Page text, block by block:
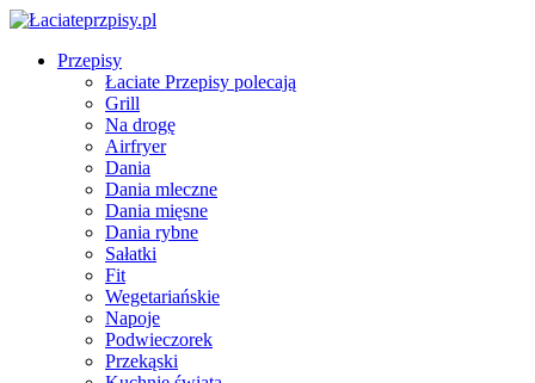
Przepisy
Łaciate Przepisy polecają
Grill
Na drogę
Airfryer
Dania
Dania mleczne
Dania mięsne
Dania rybne
Sałatki
Fit
Wegetariańskie
Napoje
Podwieczorek
Przekąski